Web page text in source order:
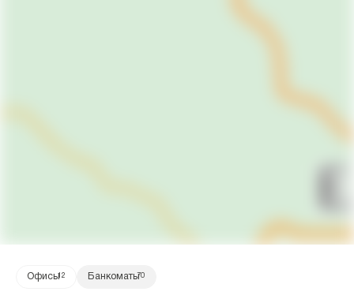
Офисы12 Банкоматы70